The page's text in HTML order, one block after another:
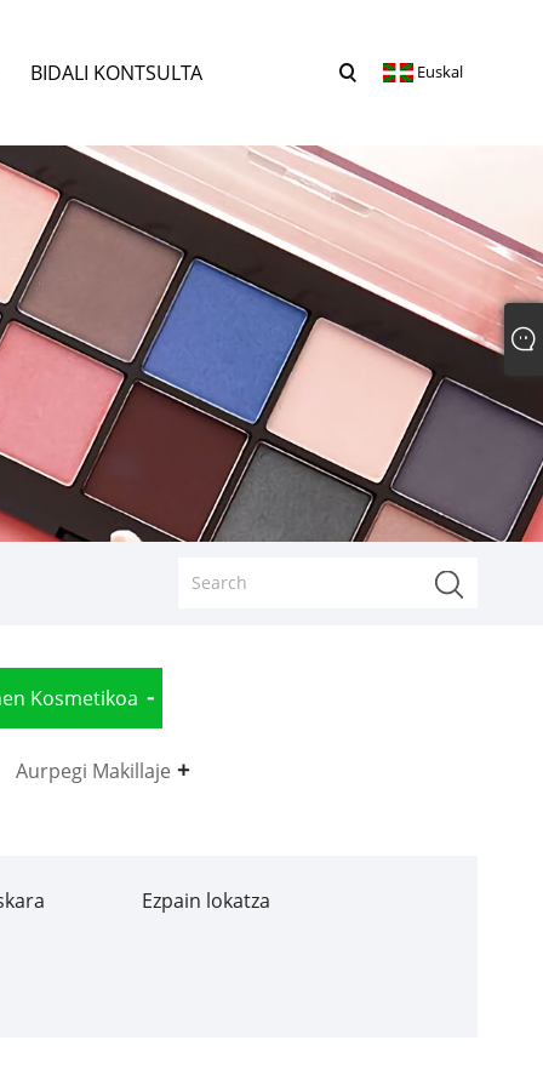
BIDALI KONTSULTA Euskal
Kosmetikoa
Aurpegi Makillaje
Ezpain lokatza